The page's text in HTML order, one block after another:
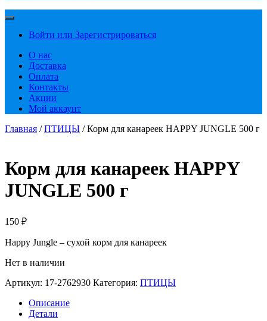
Войти или Зарегистрироваться
О нас
Доставка
Оплата
Контакты
Акции
Мой аккаунт
Главная /ПТИЦЫ / Корм для канареек HAPPY JUNGLE 500 г
Корм для канареек HAPPY
JUNGLE 500 г
150 ₽
Happy Jungle – сухой корм для канареек
Нет в наличии
Артикул: 17-2762930 Категория: ПТИЦЫ
Описание
Детали